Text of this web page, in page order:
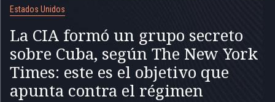
Estados Unidos
La CIA formó un grupo secreto
sobre Cuba, según The New York
Times: este es el objetivo que
apunta contra el régimen